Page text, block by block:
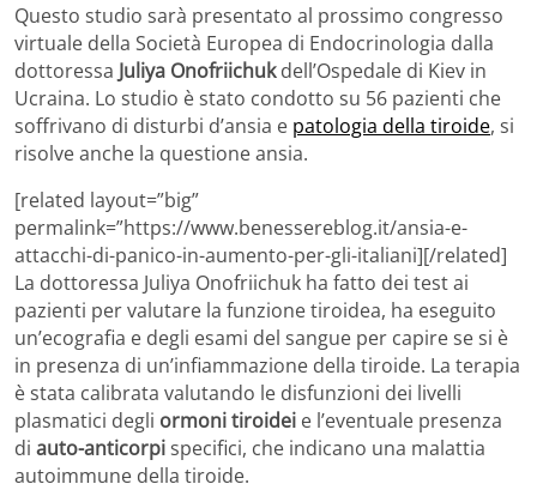
Questo studio sarà presentato al prossimo congresso
virtuale della Società Europea di Endocrinologia dalla
dottoressa Juliya Onofriichukdell’Ospedale di Kiev in
Ucraina. Lo studio è stato condotto su 56 pazienti che
soffrivano di disturbi d’ansia e patologia della tiroide, si
risolve anche la questione ansia.
[related layout=”big”
permalink=”https://www.benessereblog.it/ansia-e-
attacchi-di-panico-in-aumento-per-gli-italiani][/related]
La dottoressa Juliya Onofriichuk ha fatto dei test ai
pazienti per valutare la funzione tiroidea, ha eseguito
un’ecografia e degli esami del sangue per capire se si è
in presenza di un’infiammazione della tiroide. La terapia
è stata calibrata valutando le disfunzioni dei livelli
plasmatici degli ormoni tiroidei e l’eventuale presenza
di auto-anticorpispecifici, che indicano una malattia
autoimmune della tiroide.